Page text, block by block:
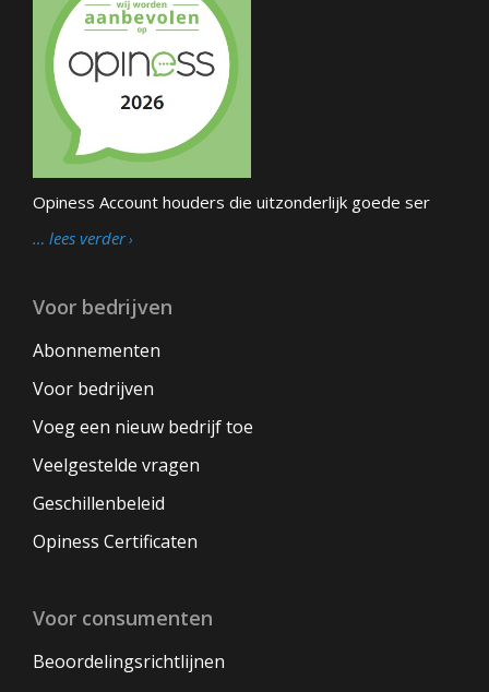
Opiness Account houders die uitzonderlijk goede ser
… lees verder
Voor bedrijven
Abonnementen
Voor bedrijven
Voeg een nieuw bedrijf toe
Veelgestelde vragen
Geschillenbeleid
Opiness Certificaten
Voor consumenten
Beoordelingsrichtlijnen